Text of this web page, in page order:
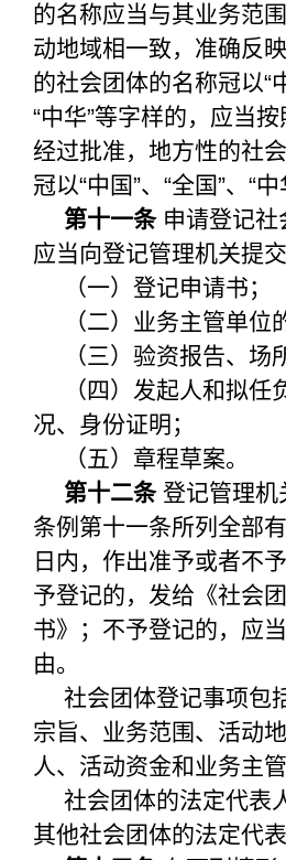
的名称应当与其业务范
动地域相一致，准确反
的社会团体的名称冠以“
“中华”等字样的，应当
经过批准，地方性的社
冠以“中国”、“全国”、“中
第十一条申请登记社
应当向登记管理机关提交
（一）登记申请书；
（二）业务主管单位
（三）验资报告、场
（四）发起人和拟任
况、身份证明；
（五）章程草案。
第十二条登记管理机
条例第十一条所列全部
日内，作出准予或者不
予登记的，发给《社会
书》；不予登记的，应
由。
社会团体登记事项包
宗旨、业务范围、活动
人、活动资金和业务主管
社会团体的法定代表
其他社会团体的法定代表